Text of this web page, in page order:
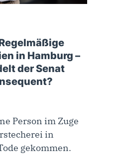
in Hamburg –
der Senat
Person im Zuge
in
gekommen.